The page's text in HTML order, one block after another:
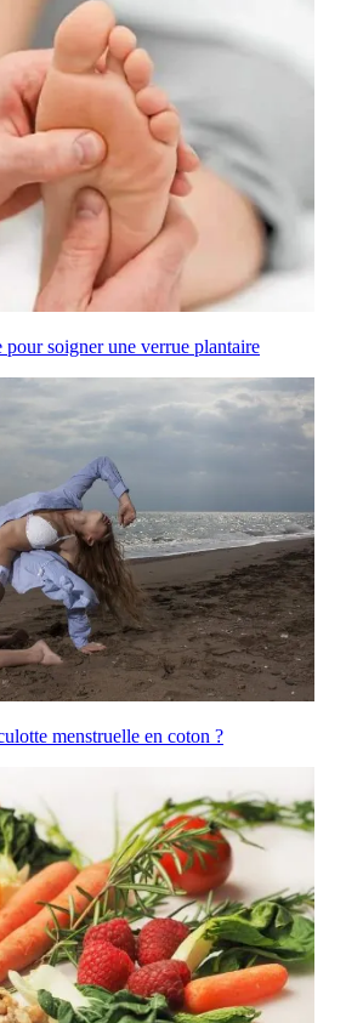
soigner une verrue plantaire
menstruelle en coton ?